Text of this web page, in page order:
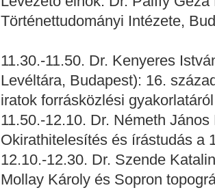
Történettudományi Intézete,
11.30.-11.50. Dr. Kenyeres
Levéltára, Budapest): 16.
iratok forrásközlési gyakorlatáról
11.50.-12.10. Dr. Németh
Okirathitelesítés és írástudás a
12.10.-12.30. Dr. Szende
Mollay Károly és Sopron